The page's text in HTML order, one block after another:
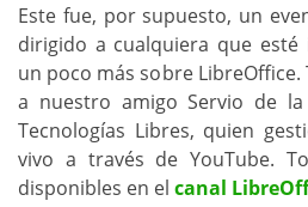
Este fue, por supuesto, un
dirigido a cualquiera que
un poco más sobre
a nuestro amigo Servio de
Tecnologías Libres, quien
vivo a través de YouTube.
disponibles en el canal